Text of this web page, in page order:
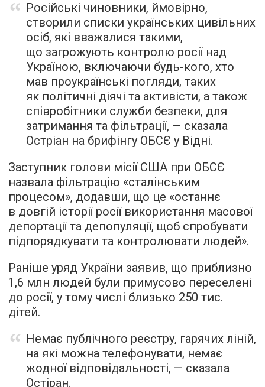
Російські чиновники, ймовірно,
створили списки українських цивільних
осіб, які вважалися такими,
що загрожують контролю росії над
Україною, включаючи будь-кого, хто
мав проукраїнські погляди, таких
як політичні діячі та активісти, а також
співробітники служби безпеки, для
затримання та фільтрації, — сказала
Остріан на брифінгу ОБСЄ у Відні.
Заступник голови місії США при ОБСЄ
назвала фільтрацію «сталінським
процесом», додавши, що це «останнє
в довгій історії росії використання масової
депортації та депопуляції, щоб спробувати
підпорядкувати та контролювати людей».
Раніше уряд України заявив, що приблизно
1,6 млн людей були примусово переселені
до росії, у тому числі близько 250 тис.
дітей.
Немає публічного реєстру, гарячих ліній,
на які можна телефонувати, немає
жодної відповідальності, — сказала
Остіран.